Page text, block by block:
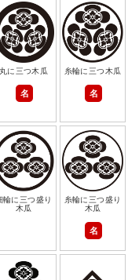
丸に三つ木瓜
名
糸輪に三つ木瓜
名
輪に三つ盛り
木瓜
糸輪に三つ盛り
木瓜
名